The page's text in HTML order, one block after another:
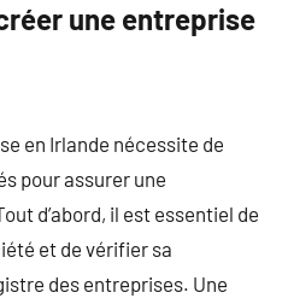
une entreprise
en Irlande nécessite de
pour assurer une
d’abord, il est essentiel de
et de vérifier sa
des entreprises. Une